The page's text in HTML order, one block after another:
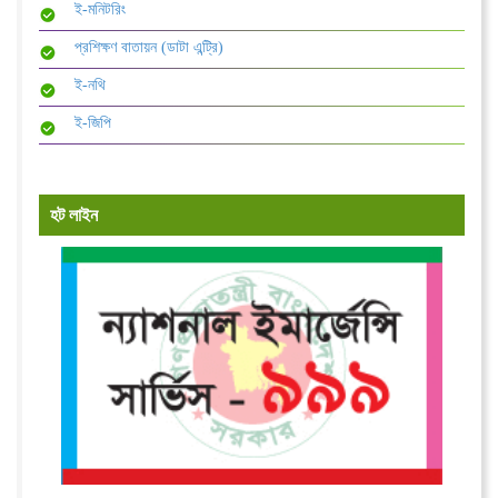
ই-মনিটরিং
প্রশিক্ষণ বাতায়ন (ডাটা এন্ট্রি)
ই-নথি
ই-জিপি
হট লাইন